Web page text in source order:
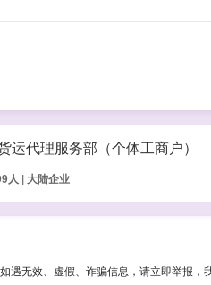
运代理服务部（个体工商户）
人 | 大陆企业
遇无效、虚假、诈骗信息，请立即举报，